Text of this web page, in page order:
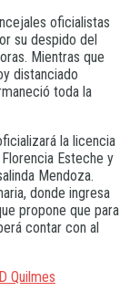
oficialistas
su despido del
Mientras que
distanciado
toda la
la licencia
Esteche y
Mendoza.
donde ingresa
propone que para
contar con al
Quilmes